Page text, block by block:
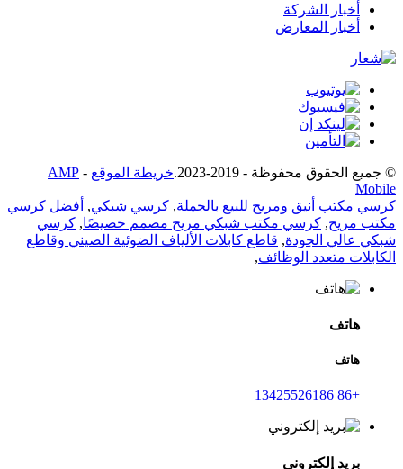
أخبار الشركة
أخبار المعارض
© جميع الحقوق محفوظة - 2019-2023. خريطة الموقع -
AMP
Mobile
كرسي مكتب أنيق ومريح للبيع بالجملة, كرسي شبكي, أفضل كرسي
مكتب مريح, كرسي مكتب شبكي مريح مصمم خصيصًا, كرسي
شبكي عالي الجودة, قاطع كابلات الألياف الضوئية الصيني وقاطع
الكابلات متعدد الوظائف,
هاتف
هاتف
+86 13425526186
بريد إلكتروني